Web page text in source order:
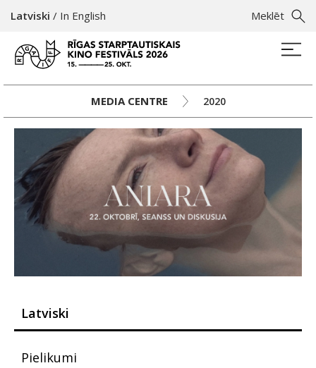
Meklēt
Latviski / In English
MEDIA CENTRE 2020
Latviski
Pielikumi